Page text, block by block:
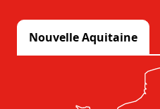
Nouvelle Aquitaine